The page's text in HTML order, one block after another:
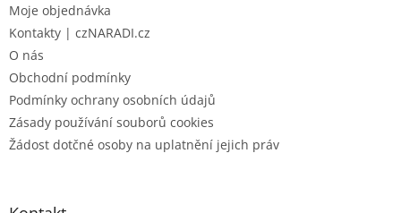
Moje objednávka
Kontakty | czNARADI.cz
O nás
Obchodní podmínky
Podmínky ochrany osobních údajů
Zásady používání souborů cookies
Žádost dotčné osoby na uplatnění jejich práv